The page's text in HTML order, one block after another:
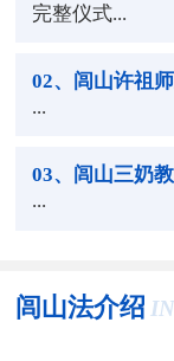
完整仪式...
02、闾山许祖
...
03、闾山三奶
...
闾山法介绍